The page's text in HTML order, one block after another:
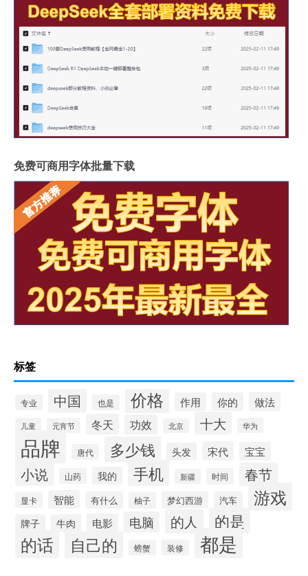
免费可商用字体批量下载
标签
专业 中国 也是 价格 作用 你的 做法
儿童 元宵节 冬天 功效 北京 十大 华为
品牌 唐代 多少钱 头发 宋代 宝宝
小说 山药 我的 手机 新疆 时间 春节
显卡 智能 有什么 柚子 梦幻西游 汽车 游戏
牌子 牛肉 电影 电脑 的人 的是
的话 自己的 螃蟹 装修 都是